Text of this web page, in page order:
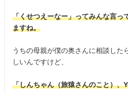
「くせつえーなー」ってみんな言っ
ますね。
うちの母親が僕の奥さんに相談した
しいんですけど、
「しんちゃん（旅猿さんのこと）、